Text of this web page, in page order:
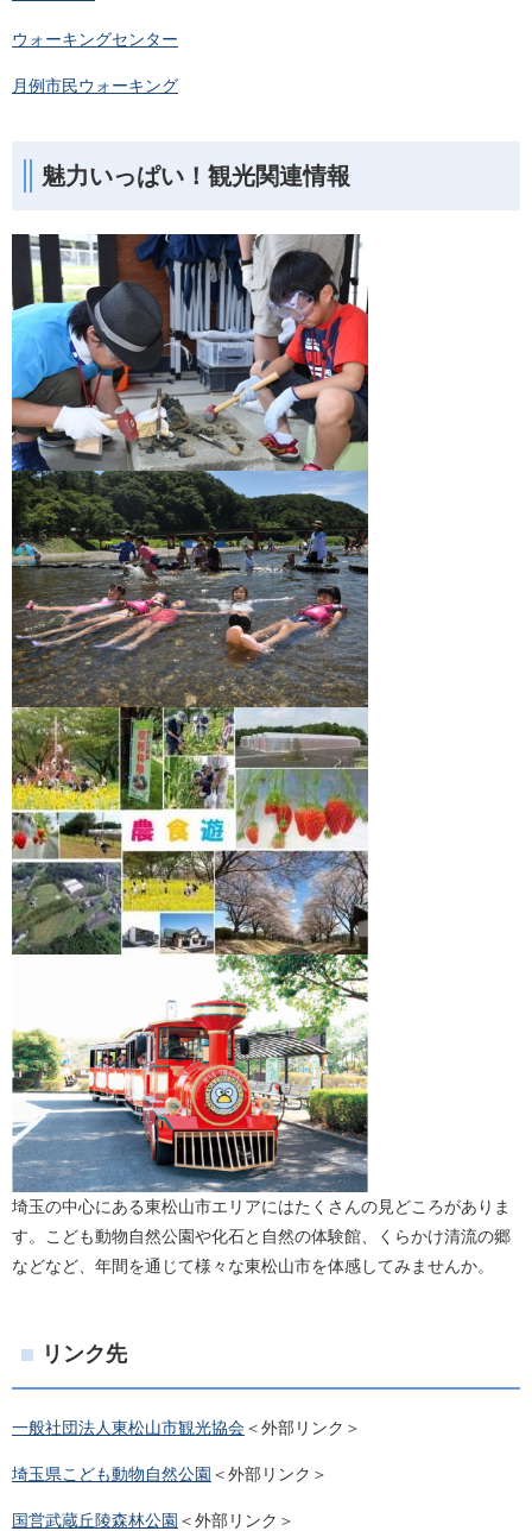
ウォーキングセンター
月例市民ウォーキング
魅力いっぱい！観光関連情報
埼玉の中心にある東松山市エリアにはたくさんの見どころがありま
す。こども動物自然公園や化石と自然の体験館、くらかけ清流の郷
などなど、年間を通じて様々な東松山市を体感してみませんか。
リンク先
一般社団法人東松山市観光協会＜外部リンク＞
埼玉県こども動物自然公園 ＜外部リンク＞
国営武蔵丘陵森林公園 ＜外部リンク＞